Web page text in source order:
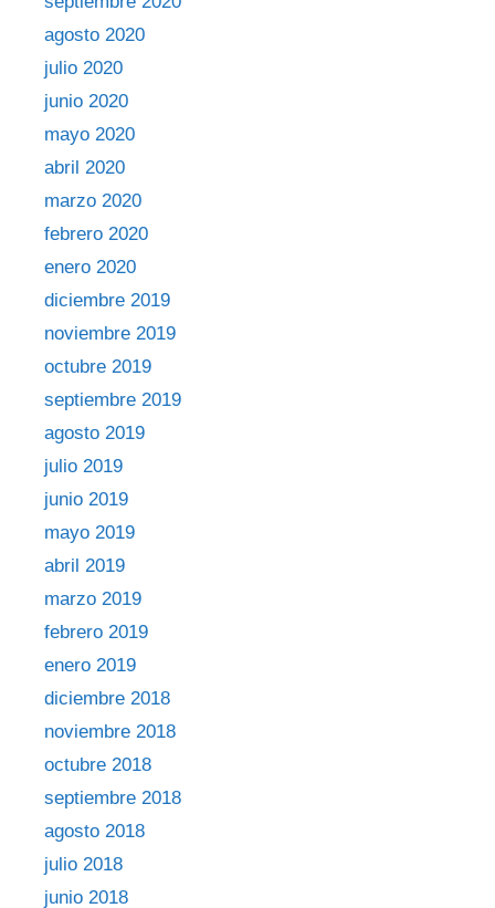
agosto 2020
julio 2020
junio 2020
mayo 2020
abril 2020
marzo 2020
febrero 2020
enero 2020
diciembre 2019
noviembre 2019
octubre 2019
septiembre 2019
agosto 2019
julio 2019
junio 2019
mayo 2019
abril 2019
marzo 2019
febrero 2019
enero 2019
diciembre 2018
noviembre 2018
octubre 2018
septiembre 2018
agosto 2018
julio 2018
junio 2018